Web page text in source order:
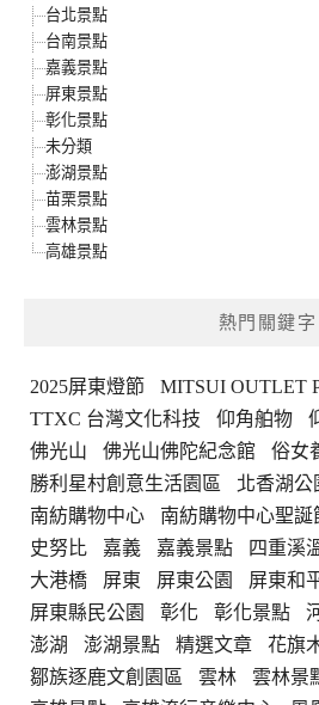
台北景點
台南景點
嘉義景點
屏東景點
彰化景點
未分類
澎湖景點
苗栗景點
雲林景點
高雄景點
熱門關鍵字
2025屏東燈節
MITSUI OUTLET
TTXC 台灣文化科技
仰角舶物
佛光山
佛光山佛陀紀念館
俗女
勝利星村創意生活園區
北香湖公
南紡購物中心
南紡購物中心聖誕
史努比
嘉義 嘉義景點 四重溪
大港橋
屏東 屏東公園 屏東和
屏東縣民公園
彰化 彰化景點
澎湖
澎湖景點 精選文章 花旗
鄒族逐鹿文創園區
雲林 雲林景